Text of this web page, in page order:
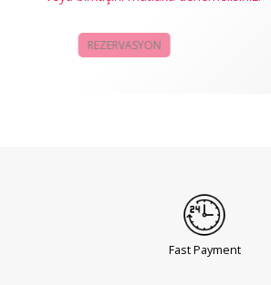
REZERVASYON
Fast Payment